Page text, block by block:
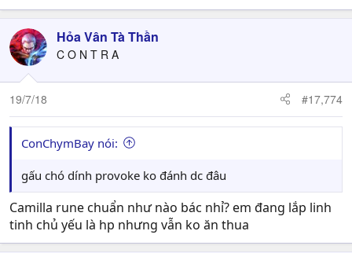
Hỏa Vân Tà Thần
C O N T R A
19/7/18 #17,774
ConChymBay nói:
gấu chó dính provoke ko đánh dc đâu
Camilla rune chuẩn như nào bác nhỉ? em đang lắp linh
tinh chủ yếu là hp nhưng vẫn ko ăn thua